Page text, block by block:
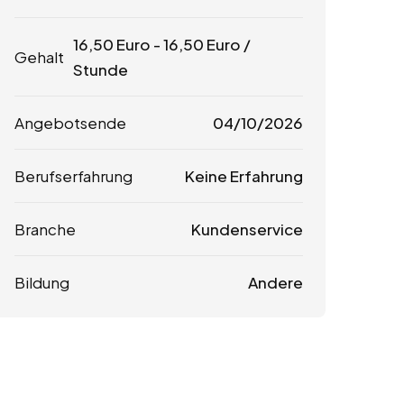
Gehalt
16,50 Euro -16,50 Euro /
Stunde
Angebotsende 04/10/2026
Berufserfahrung Keine Erfahrung
Branche Kundenservice
Bildung Andere